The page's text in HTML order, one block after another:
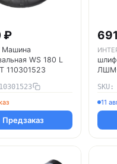
₽
Машина
WS 180 L
110301523
Предзаказ
11